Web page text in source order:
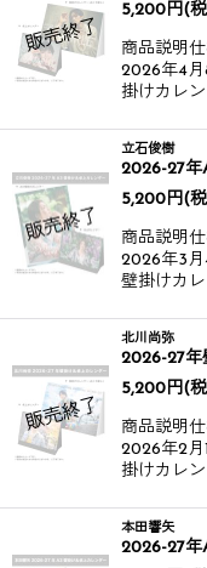
5,200 円(
商品説明
2026年4
掛けカレ
立石俊樹
2026-27年
5,200 円(
商品説明
2026年3
壁掛けカ
北川尚弥
2026-27年
5,200 円(
商品説明
2026年2月
掛けカレ
本田響矢
2026-27年